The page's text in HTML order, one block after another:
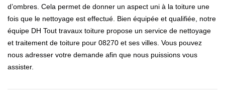
d’ombres. Cela permet de donner un aspect uni à la toiture une
fois que le nettoyage est effectué. Bien équipée et qualifiée, notre
équipe DH Tout travaux toiture propose un service de nettoyage
et traitement de toiture pour 08270 et ses villes. Vous pouvez
nous adresser votre demande afin que nous puissions vous
assister.